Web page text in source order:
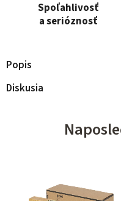
Spoľahlivosť
a serióznosť
Popis
Diskusia